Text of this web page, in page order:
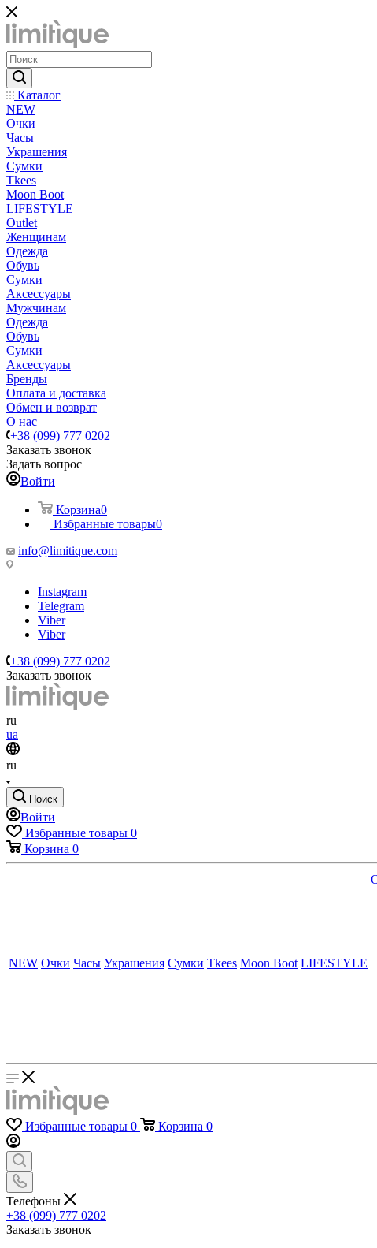
Каталог
NEW
Очки
Часы
Украшения
Сумки
Tkees
Moon Boot
LIFESTYLE
Outlet
Женщинам
Одежда
Обувь
Сумки
Аксессуары
Мужчинам
Одежда
Обувь
Сумки
Аксессуары
Бренды
Оплата и доставка
Обмен и возврат
О нас
+38 (099) 777 0202
Заказать звонок
Задать вопрос
Войти
Корзина0
Избранные товары0
info@limitique.com
Instagram
Telegram
Viber
Viber
+38 (099) 777 0202
Заказать звонок
ru
ua
ru
Поиск
Войти
Избранные товары 0
Корзина 0
NEW Очки Часы Украшения Сумки Tkees Moon Boot LIFESTYLE
Избранные товары 0 Корзина 0
Телефоны
+38 (099) 777 0202
Заказать звонок